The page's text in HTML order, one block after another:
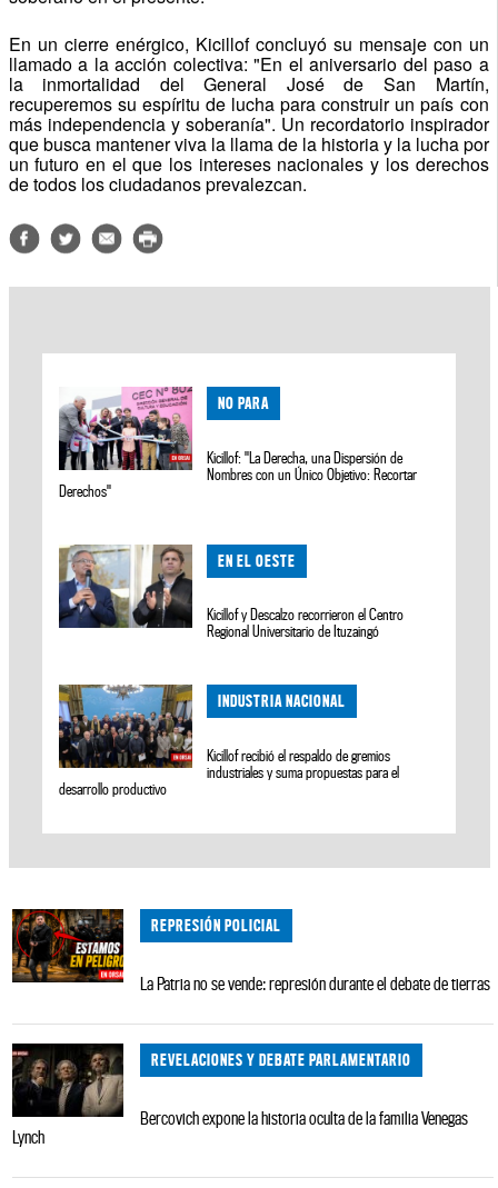
En un cierre enérgico, Kicillof concluyó su mensaje con un
llamado a la acción colectiva: "En el aniversario del paso a
la inmortalidad del General José de San Martín,
recuperemos su espíritu de lucha para construir un país con
más independencia y soberanía". Un recordatorio inspirador
que busca mantener viva la llama de la historia y la lucha por
un futuro en el que los intereses nacionales y los derechos
de todos los ciudadanos prevalezcan.
NO PARA
Kicillof: "La Derecha, una Dispersión de
Nombres con un Único Objetivo: Recortar
Derechos"
EN EL OESTE
Kicillof y Descalzo recorrieron el Centro
Regional Universitario de Ituzaingó
INDUSTRIA NACIONAL
Kicillof recibió el respaldo de gremios
industriales y suma propuestas para el
desarrollo productivo
REPRESIÓN POLICIAL
La Patria no se vende: represión durante el debate de tierras
REVELACIONES Y DEBATE PARLAMENTARIO
Bercovich expone la historia oculta de la familia Venegas
Lynch